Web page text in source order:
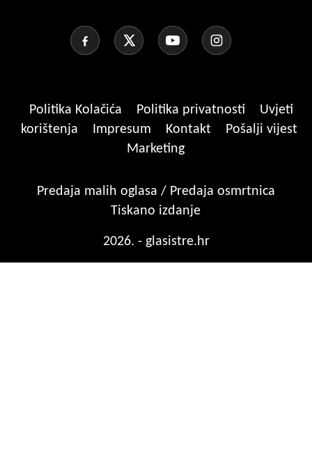
Politika Kolačića Politika privatnosti
Uvjeti
korištenja
Impresum Kontakt
Pošalji vijest
Marketing
Predaja malih oglasa / Predaja osmrtnica
Tiskano izdanje
2026. - glasistre.hr